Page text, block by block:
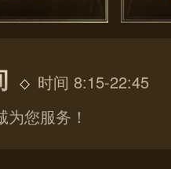
时间 8:15-22:45
为您服务！